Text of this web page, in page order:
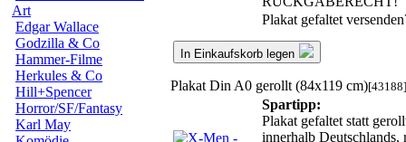
Art
Edgar Wallace
Godzilla & Co
Hammer-Filme
Herkules & Co
Hill+Spencer
Horror/SF/Fantasy
Karl May
Plakat gefaltet
In Einkaufskorb legen
Plakat Din A0 gerollt (84x119 cm)[43188]
Spartipp:
Plakat gefaltet statt
innerhalb Deutschlands,